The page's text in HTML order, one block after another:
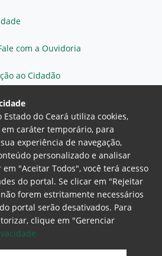
com a Ouvidoria
ao Cidadão
Público do Estado do Ceará
Geral de Justiça Av. Gen. Afonso
Lima, 130 - Cambeba - CEP:
325 - Fortaleza, Ceará. Brasil
do Ceará utiliza cookies,
caráter temporário, para
experiência de navegação,
personalizado e analisar
"Aceitar Todos", você terá acesso
do portal. Se clicar em "Rejeitar
forem estritamente necessários
portal serão desativados. Para
clique em "Gerenciar